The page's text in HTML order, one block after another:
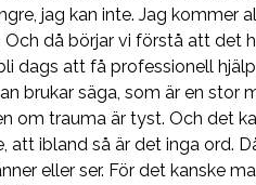
jag kan inte. Jag kommer
då börjar vi förstå att det
dags att få professionell
brukar säga, som är en stor
om trauma är tyst. Och det
att ibland så är det inga ord.
eller ser. För det kanske